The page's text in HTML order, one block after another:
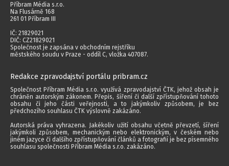
Příbram Média s.r.o.
Na Flusárně 168
261 01 Příbram III
IČ: 21829021
DIČ: CZ21829021
Společnost je zapsána v obchodním rejstříku
městského soudu v Praze - oddíl C, vložka 407087.
Redakce zpravodajství portálu pribram.cz
Společnost Příbram Média s.r.o. využívá zpravodajství ČTK, jehož obsah je
chráněn autorským zákonem. Přepis, šíření či další zpřístupňování tohoto
obsahu či jeho části veřejnosti, a to jakýmkoliv způsobem, je bez
předchozího souhlasu ČTK výslovně zakázáno.
Autorská práva vyhrazena. Jakékoliv užití obsahu včetně převzetí, šíření
jakýmkoli způsobem, mechanickým nebo elektronickým, v českém nebo
jiném jazyce či dalšího zpřístupňování článků a fotografií je bez písemného
souhlasu společnosti Příbram Média s.r.o. zakázáno.